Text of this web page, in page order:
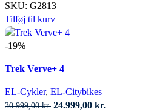
SKU: G2813
Tilføj til kurv
-19%
Trek Verve+ 4
EL-Cykler, EL-Citybikes
30.999,00kr. Den
24.999,00 kr.Den